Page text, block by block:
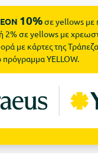
10%σε yellows με
2% σε yellows με
με κάρτες της
YELLOW.